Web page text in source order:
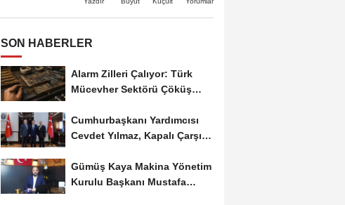
SON HABERLER
Alarm Zilleri Çalıyor: Türk
Mücevher Sektörü Çöküş
Cumhurbaşkanı Yardımcısı
Cevdet Yılmaz, Kapalı Çarşı
Gümüş Kaya Makina Yönetim
Kurulu Başkanı Mustafa